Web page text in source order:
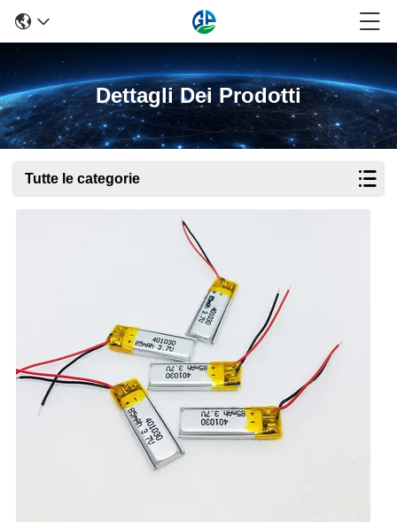
Dettagli Dei Prodotti
Tutte le categorie